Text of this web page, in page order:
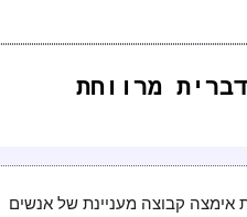
מרווחת
קבוצה מעניינת של אנשים